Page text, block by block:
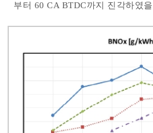
부터 60 CA BTDC까지 진각하였